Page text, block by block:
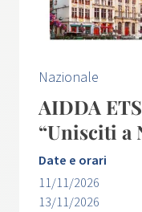
Nazionale
AIDDA
“Unisciti a
Date e orari
11/11/2026
13/11/2026